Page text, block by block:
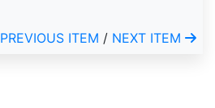
PREVIOUS ITEM / NEXT ITEM